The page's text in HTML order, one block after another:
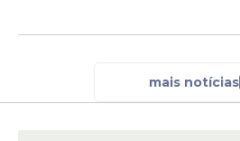
mais notícias